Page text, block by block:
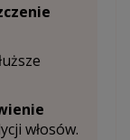
włosów.